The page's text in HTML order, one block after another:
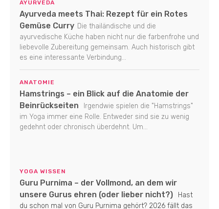
AYURVEDA
Ayurveda meets Thai: Rezept für ein Rotes
Gemüse Curry Die thailändische und die
ayurvedische Küche haben nicht nur die farbenfrohe und
liebevolle Zubereitung gemeinsam. Auch historisch gibt
es eine interessante Verbindung...
ANATOMIE
Hamstrings – ein Blick auf die Anatomie der
Beinrückseiten
Irgendwie spielen die "Hamstrings"
im Yoga immer eine Rolle. Entweder sind sie zu wenig
gedehnt oder chronisch überdehnt. Um...
YOGA WISSEN
Guru Purnima – der Vollmond, an dem wir
unsere Gurus ehren (oder lieber nicht?)
Hast
du schon mal von Guru Purnima gehört? 2026 fällt das